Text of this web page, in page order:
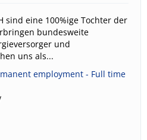
sind eine 100%ige Tochter der
bundesweite
und
uns als...
employment - Full time